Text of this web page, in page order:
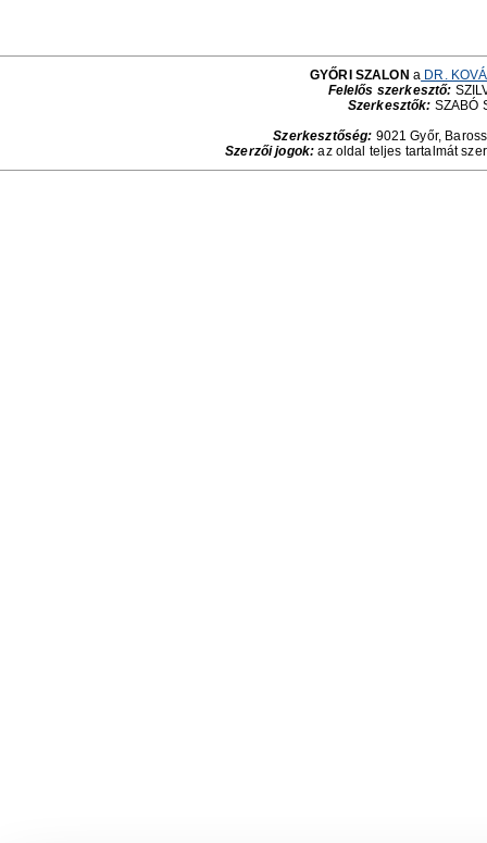
GYŐRI SZALON a DR.
Felelős szerkesztő:
Szerkesztők: SZABÓ
Szerkesztőség: 9021 Győr,
Szerzői jogok: az oldal teljes tartalmát